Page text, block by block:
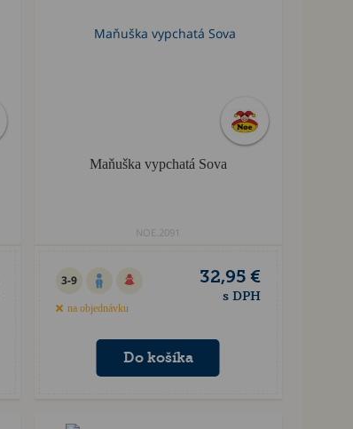
Maňuška vypchatá Sova
NOE.2091
3-9
na objednávku
32,95 €
s DPH